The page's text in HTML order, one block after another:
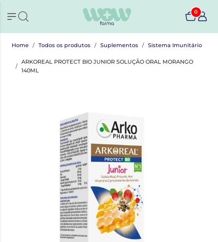
0
Home Todos os produtos Suplementos Sistema Imunitário
ARKOREAL PROTECT BIO JUNIOR SOLUÇÃO ORAL MORANGO
140ML